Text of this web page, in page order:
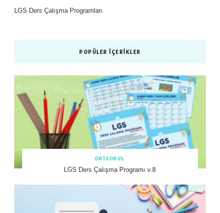
LGS Ders Çalışma Programları
POPÜLER İÇERIKLER
ORTAOKUL
LGS Ders Çalışma Programı v.8